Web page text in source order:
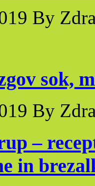
By
sok,
By
–
in